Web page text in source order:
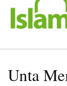
Unta